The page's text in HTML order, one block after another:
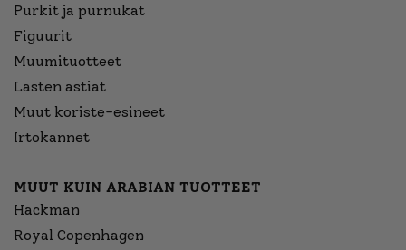
Purkit ja purnukat
Figuurit
Muumituotteet
Lasten astiat
Muut koriste-esineet
Irtokannet
MUUT KUIN ARABIAN TUOTTEET
Hackman
Royal Copenhagen